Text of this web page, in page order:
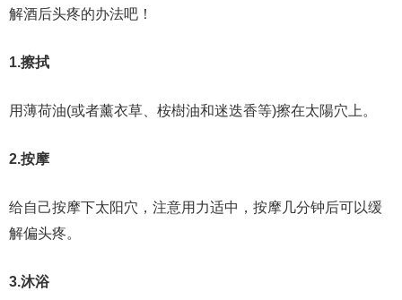
解酒后头疼的办法吧！
1.擦拭
用薄荷油(或者薰衣草、桉樹油和迷迭香等)擦在太陽穴上。
2.按摩
给自己按摩下太阳穴，注意用力适中，按摩几分钟后可以缓
解偏头疼。
3.沐浴